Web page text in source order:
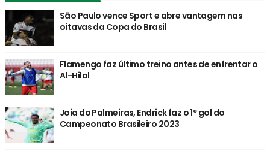
São Paulo vence Sport e abre vantagem nas
oitavas da Copa do Brasil
Flamengo faz último treino antes de enfrentar o
Al-Hilal
Joia do Palmeiras, Endrick faz o 1º gol do
Campeonato Brasileiro 2023